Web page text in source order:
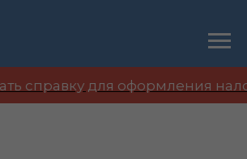
справку для оформления